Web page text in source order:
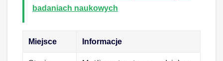
badaniach naukowych
Miejsce Informacje